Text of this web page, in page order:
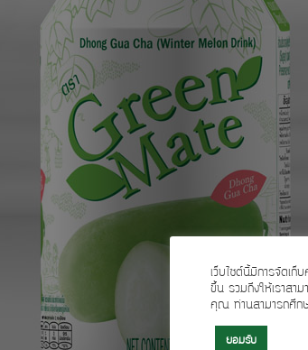
เว็บไซต์นี้มีการจัดเก็
ขึ้น รวมถึงให้เราสา
คุณ ท่านสามารถศึก
ยอมรับ